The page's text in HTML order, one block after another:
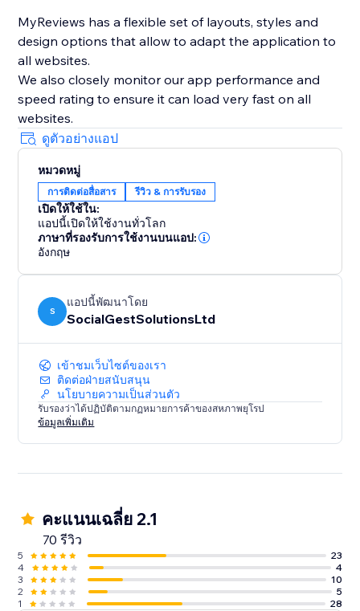
MyReviews has a flexible set of layouts, styles and
design options that allow to adapt the application to
all websites.
We also closely monitor our app performance and
speed rating to ensure it can load very fast on all
websites.
ดูตัวอย่างแอป
หมวดหมู่
การติดต่อสื่อสาร รีวิว & การรับรอง
เปิดให้ใช้ใน:
แอปนี้เปิดให้ใช้งานทั่วโลก
ภาษาที่รองรับการใช้งานบนแอป:
อังกฤษ
S
แอปนี้พัฒนาโดย
SocialGestSolutionsLtd
เข้าชมเว็บไซต์ของเรา
ติดต่อฝ่ายสนับสนุน
นโยบายความเป็นส่วนตัว
รับรองว่าได้ปฏิบัติตามกฏหมายการค้าของสหภาพยุโรป
ข้อมูลเพิ่มเติม
คะแนนเฉลี่ย 2.1
70 รีวิว
5
23
4
4
3
10
2
5
1
28